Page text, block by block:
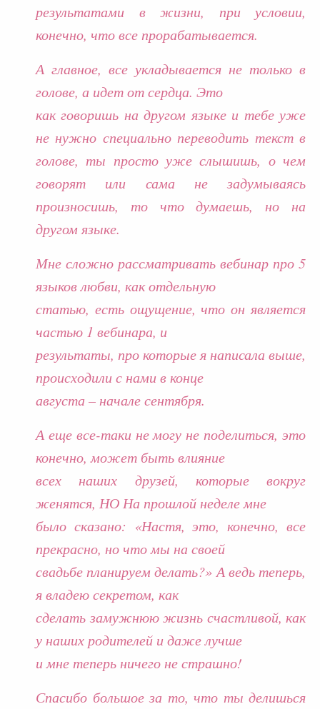
результатами в жизни, при условии,
конечно, что все прорабатывается.
А главное, все укладывается не только в
голове, а идет от сердца. Это
как говоришь на другом языке и тебе уже
не нужно специально переводить текст в
голове, ты просто уже слышишь, о чем
говорят или сама не задумываясь
произносишь, то что думаешь, но на
другом языке.
Мне сложно рассматривать вебинар про 5
языков любви, как отдельную
статью, есть ощущение, что он является
частью 1 вебинара, и
результаты, про которые я написала выше,
происходили с нами в конце
августа – начале сентября.
А еще все-таки не могу не поделиться, это
конечно, может быть влияние
всех наших друзей, которые вокруг
женятся, НО На прошлой неделе мне
было сказано: «Настя, это, конечно, все
прекрасно, но что мы на своей
свадьбе планируем делать?» А ведь теперь,
я владею секретом, как
сделать замужнюю жизнь счастливой, как
у наших родителей и даже лучше
и мне теперь ничего не страшно!
Спасибо большое за то, что ты делишься